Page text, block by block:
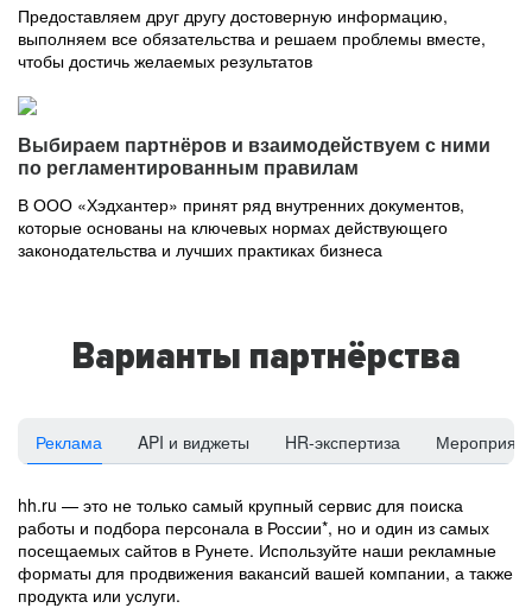
Предоставляем друг другу достоверную информацию,
выполняем все обязательства и решаем проблемы вместе,
чтобы достичь желаемых результатов
Выбираем партнёров и взаимодействуем с ними
по регламентированным правилам
В ООО «Хэдхантер» принят ряд внутренних документов,
которые основаны на ключевых нормах действующего
законодательства и лучших практиках бизнеса
Варианты партнёрства
Реклама API и виджеты HR-экспертиза
hh.ru — это не только самый крупный сервис для поиска
работы и подбора персонала в России*, но и один из самых
посещаемых сайтов в Рунете. Используйте наши рекламные
форматы для продвижения вакансий вашей компании, а также
продукта или услуги.